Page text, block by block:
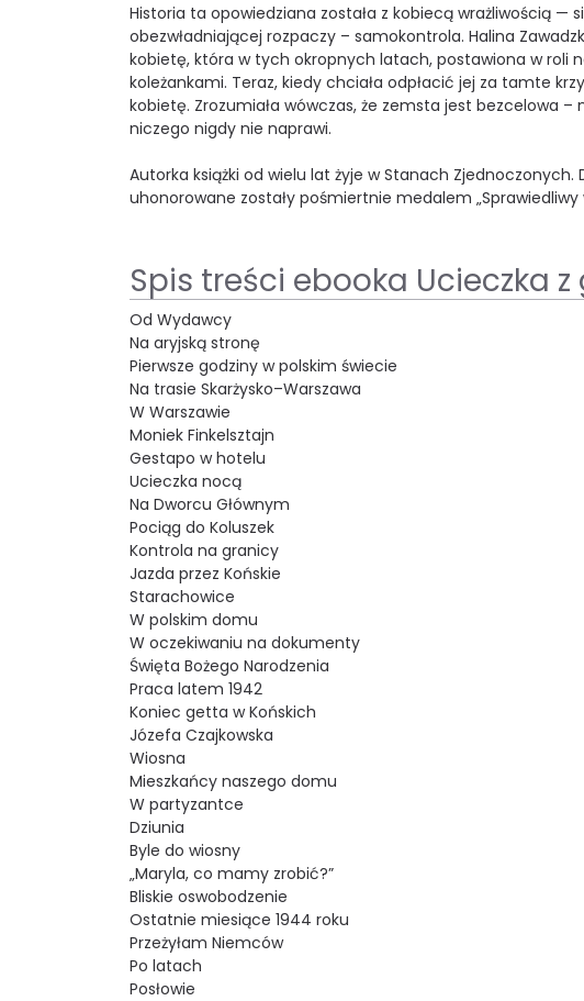
Historia ta opowiedziana została z kobiecą wrażliwością —
obezwładniającej rozpaczy – samokontrola. Halina
kobietę, która w tych okropnych latach, postawiona w roli
koleżankami. Teraz, kiedy chciała odpłacić jej za tamte
kobietę. Zrozumiała wówczas, że zemsta jest bezcelowa
niczego nigdy nie naprawi.
Autorka książki od wielu lat żyje w Stanach
uhonorowane zostały pośmiertnie medalem „Sprawiedliwy
Spis treści ebooka Ucieczka
Od Wydawcy
Na aryjską stronę
Pierwsze godziny w polskim świecie
Na trasie Skarżysko–Warszawa
W Warszawie
Moniek Finkelsztajn
Gestapo w hotelu
Ucieczka nocą
Na Dworcu Głównym
Pociąg do Koluszek
Kontrola na granicy
Jazda przez Końskie
Starachowice
W polskim domu
W oczekiwaniu na dokumenty
Święta Bożego Narodzenia
Praca latem 1942
Koniec getta w Końskich
Józefa Czajkowska
Wiosna
Mieszkańcy naszego domu
W partyzantce
Dziunia
Byle do wiosny
„Maryla, co mamy zrobić?”
Bliskie oswobodzenie
Ostatnie miesiące 1944 roku
Przeżyłam Niemców
Po latach
Posłowie